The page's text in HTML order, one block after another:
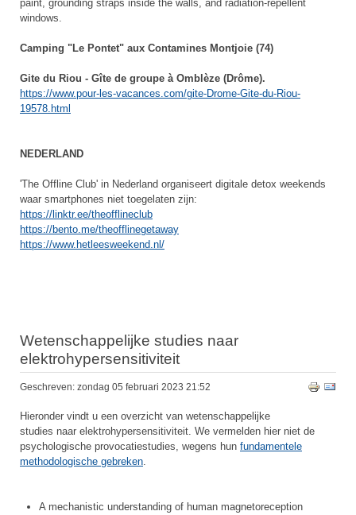
paint, grounding straps inside the walls, and radiation-repellent
windows.
Camping "Le Pontet" aux Contamines Montjoie (74)
Gite du Riou - Gîte de groupe à Omblèze (Drôme).
https://www.pour-les-vacances.com/gite-Drome-Gite-du-Riou-
19578.html
NEDERLAND
'The Offline Club' in Nederland organiseert digitale detox weekends
waar smartphones niet toegelaten zijn:
https://linktr.ee/theofflineclub
https://bento.me/theofflinegetaway
https://www.hetleesweekend.nl/
Wetenschappelijke studies naar
elektrohypersensitiviteit
Geschreven: zondag 05 februari 2023 21:52
Hieronder vindt u een overzicht van wetenschappelijke
studies naar elektrohypersensitiviteit. We vermelden hier niet de
psychologische provocatiestudies, wegens hun fundamentele
methodologische gebreken.
A mechanistic understanding of human magnetoreception